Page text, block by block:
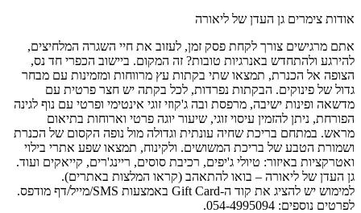
אודות צימרים גן העדן של ליאורה
אתם מרגישים צורך לקחת פסק זמן, לעזוב את חיי השגרה המלחיצים,
להירגע ולהתחדש באנרגיות טובות? זה המקום. ביישוב הכפרי חד נס,
הצופה אל הכנרת, תמצאו שתי בקתות עץ מרווחות ומזמינות עם מבחר
גדול של פינוקים. הבקתות נפרדות, לכל בקתה יש חצר פרטית עם
מדשאה ופינות ישיבה, מרפסת ובה ג'קוזי זוגי אינטימי ופרטי עם נוף לגינה
הפורחת, ניתן להזמין עיסוי זוגי, שיעור יוגה פרטי וארוחות בתיאום
מראש. במתחם בריכת שחיה עונתית וגדולה מול נופה הקסום של הכנרת
ושמורת הטבע של בריכת המשושים. ולקינוח, תמצאו שפע אתרי בילוי
ואטרקציות באיזור: טיולי ג'יפים, רכיבת סוסים, ריינג'רים, קייאקים ועוד.
גן העדן של ליאורה – בואו להתאהב (קראו המלצות באתרים).
למימוש יש להציג את קוד ה-Gift Card באמצעות SMS/מייל/דף מודפס.
לפרטים נוספים: 054-4995094.